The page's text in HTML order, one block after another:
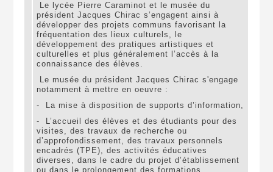
Le lycée Pierre Caraminot et le musée du
président Jacques Chirac s’engagent ainsi à
développer des projets communs favorisant la
fréquentation des lieux culturels, le
développement des pratiques artistiques et
culturelles et plus généralement l’accès à la
connaissance des élèves.
Le musée du président Jacques Chirac s'engage
notamment à mettre en oeuvre :
- La mise à disposition de supports d’information,
- L’accueil des élèves et des étudiants pour des
visites, des travaux de recherche ou
d’approfondissement, des travaux personnels
encadrés (TPE), des activités éducatives
diverses, dans le cadre du projet d’établissement
ou dans le prolongement des formations